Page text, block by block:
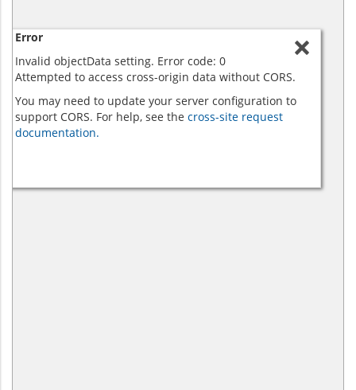
Error
Invalid objectData setting. Error code: 0
Attempted to access cross-origin data without CORS.
You may need to update your server configuration to
support CORS. For help, see the cross-site request
documentation.